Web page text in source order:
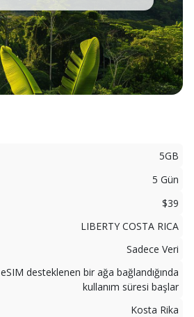
5GB
5 Gün
$39
LIBERTY COSTA RICA
Sadece Veri
eSIM desteklenen bir ağa bağlandığında
kullanım süresi başlar
Kosta Rika